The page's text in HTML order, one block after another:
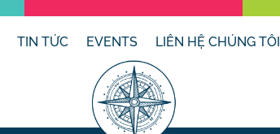
TIN TỨC EVENTS LIÊN HỆ CHÚNG TÔI